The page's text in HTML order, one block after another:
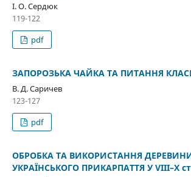
І. О. Сердюк
119-122
pdf
ЗАПОРОЗЬКА ЧАЙКА ТА ПИТАННЯ
В. Д. Саричев
123-127
pdf
ОБРОБКА ТА ВИКОРИСТАННЯ
УКРАЇНСЬКОГО ПРИКАРПАТТЯ У VIII–X